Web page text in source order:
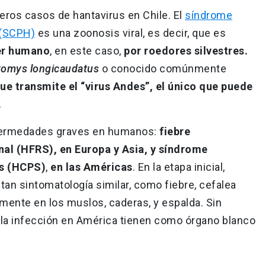
casos de hantavirus en Chile. El síndrome
es una zoonosis viral, es decir, que es
humano, en este caso, por roedores silvestres.
longicaudatus o conocido comúnmente
transmite el “virus Andes”, el único que puede
graves en humanos: fiebre
(HFRS), en Europa y Asia, y síndrome
(HCPS), en las Américas. En la etapa inicial,
sintomatología similar, como fiebre, cefalea
en los muslos, caderas, y espalda. Sin
infección en América tienen como órgano blanco